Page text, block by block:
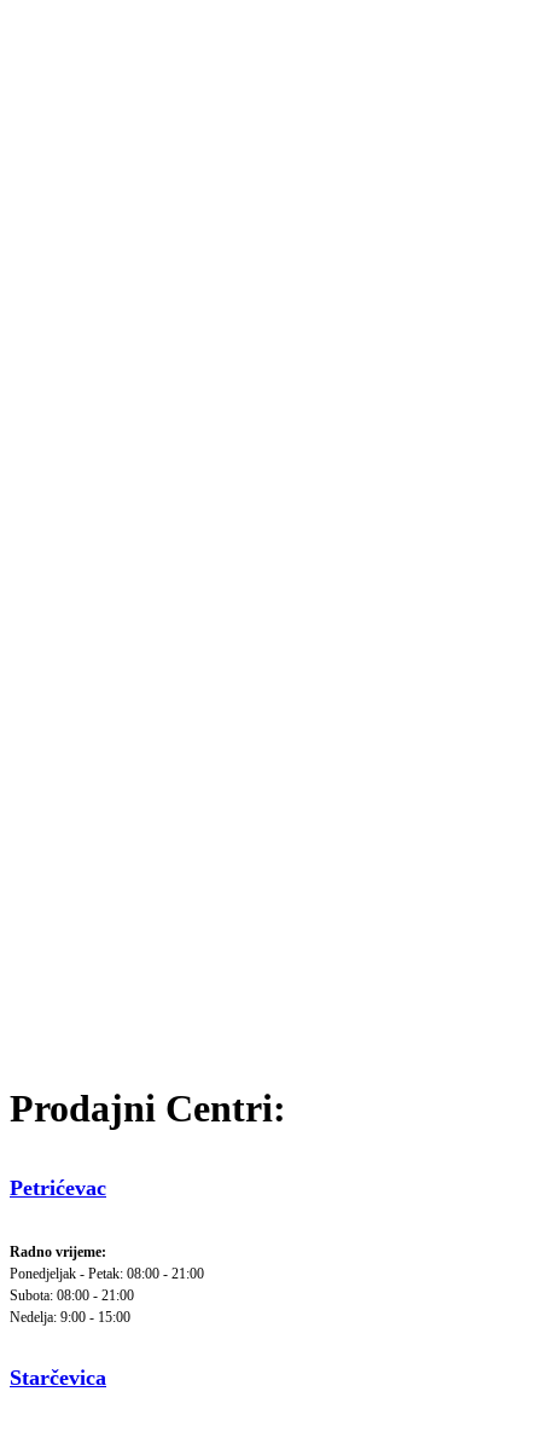
Prodajni Centri:
Petrićevac
Radno vrijeme:
Ponedjeljak - Petak: 08:00 - 21:00
Subota: 08:00 - 21:00
Nedelja: 9:00 - 15:00
Starčevica